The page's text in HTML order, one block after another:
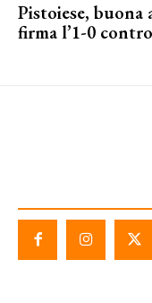
Pistoiese, buona
firma l’1-0